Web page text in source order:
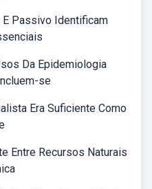
Passivo Identificam
Da Epidemiologia
se
Era Suficiente Como
Entre Recursos Naturais